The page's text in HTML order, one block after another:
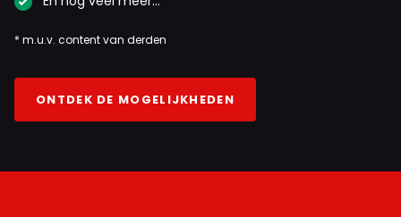
* m.u.v. content van derden
ONTDEK DE MOGELIJKHEDEN